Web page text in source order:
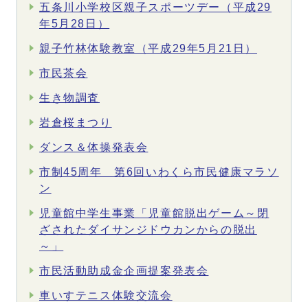
五条川小学校区親子スポーツデー（平成29
年5月28日）
親子竹林体験教室（平成29年5月21日）
市民茶会
生き物調査
岩倉桜まつり
ダンス＆体操発表会
市制45周年 第6回いわくら市民健康マラソ
ン
児童館中学生事業「児童館脱出ゲーム～閉
ざされたダイサンジドウカンからの脱出
～」
市民活動助成金企画提案発表会
車いすテニス体験交流会